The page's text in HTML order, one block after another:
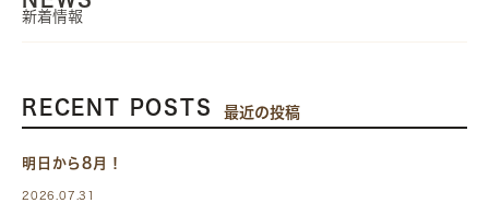
新着情報
RECENT POSTS 最近の投稿
明日から8月！
2026.07.31